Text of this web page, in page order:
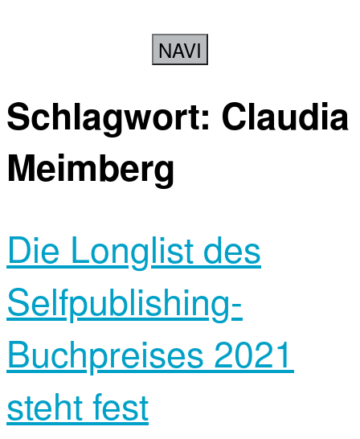
NAVI
Schlagwort: Claudia
Meimberg
Die Longlist des
Selfpublishing-
Buchpreises 2021
steht fest